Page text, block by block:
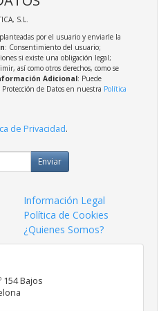
S.L.
por el usuario y enviarle la
: Consentimiento del usuario;
si existe una obligación legal;
así como otros derechos, como se
Adicional: Puede
de Datos en nuestra Política
de Privacidad.
Enviar
Información Legal
Política de Cookies
¿Quienes Somos?
154 Bajos